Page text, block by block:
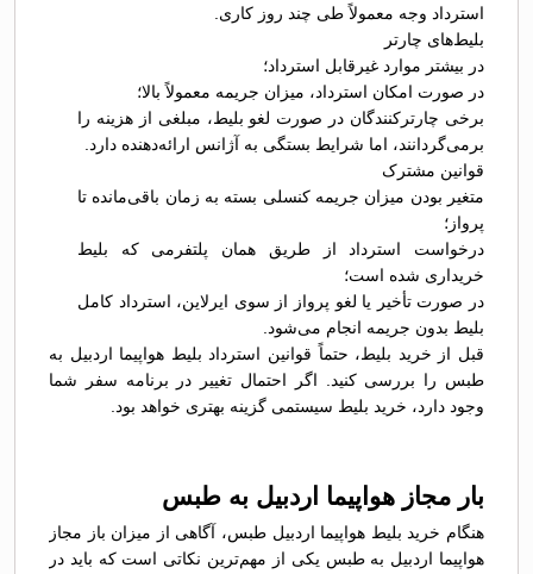
استرداد وجه معمولاً طی چند روز کاری.
بلیط‌های چارتر
در بیشتر موارد غیرقابل استرداد؛
در صورت امکان استرداد، میزان جریمه معمولاً بالا؛
برخی چارترکنندگان در صورت لغو بلیط، مبلغی از هزینه را
برمی‌گردانند، اما شرایط بستگی به آژانس ارائه‌دهنده دارد.
قوانین مشترک
متغیر بودن میزان جریمه کنسلی بسته به زمان باقی‌مانده تا
پرواز؛
درخواست استرداد از طریق همان پلتفرمی که بلیط
خریداری شده است؛
در صورت تأخیر یا لغو پرواز از سوی ایرلاین، استرداد کامل
بلیط بدون جریمه انجام می‌شود.
قبل از خرید بلیط، حتماً قوانین استرداد بلیط هواپیما اردبیل به
طبس را بررسی کنید. اگر احتمال تغییر در برنامه سفر شما
وجود دارد، خرید بلیط سیستمی گزینه بهتری خواهد بود.
بار مجاز هواپیما اردبیل به طبس
هنگام خرید بلیط هواپیما اردبیل طبس، آگاهی از میزان باز مجاز
هواپیما اردبیل به طبس یکی از مهم‌ترین نکاتی است که باید در